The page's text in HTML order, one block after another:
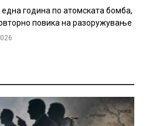
година по атомската бомба,
повика на разоружување